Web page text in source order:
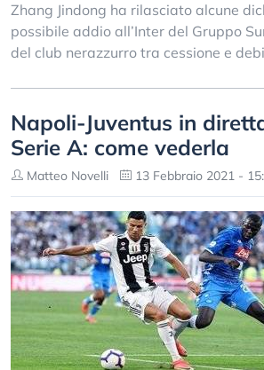
Zhang Jindong ha rilasciato alcune
possibile addio all’Inter del Gruppo
del club nerazzurro tra cessione e
Napoli-Juventus in
Serie A: come vederla
Matteo Novelli 13 Febbraio 2021 -